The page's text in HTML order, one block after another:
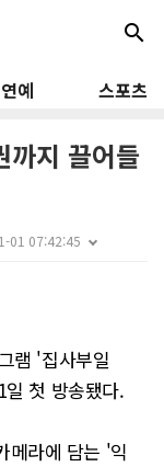
search
연예 스포츠
지 끌어들
01 07:42:45
램 '집사부일
첫 방송됐다.
메라에 담는 '익